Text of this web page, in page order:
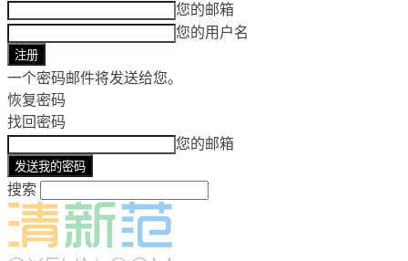
您的邮箱
您的用户名
一个密码邮件将发送给您。
恢复密码
找回密码
您的邮箱
搜索